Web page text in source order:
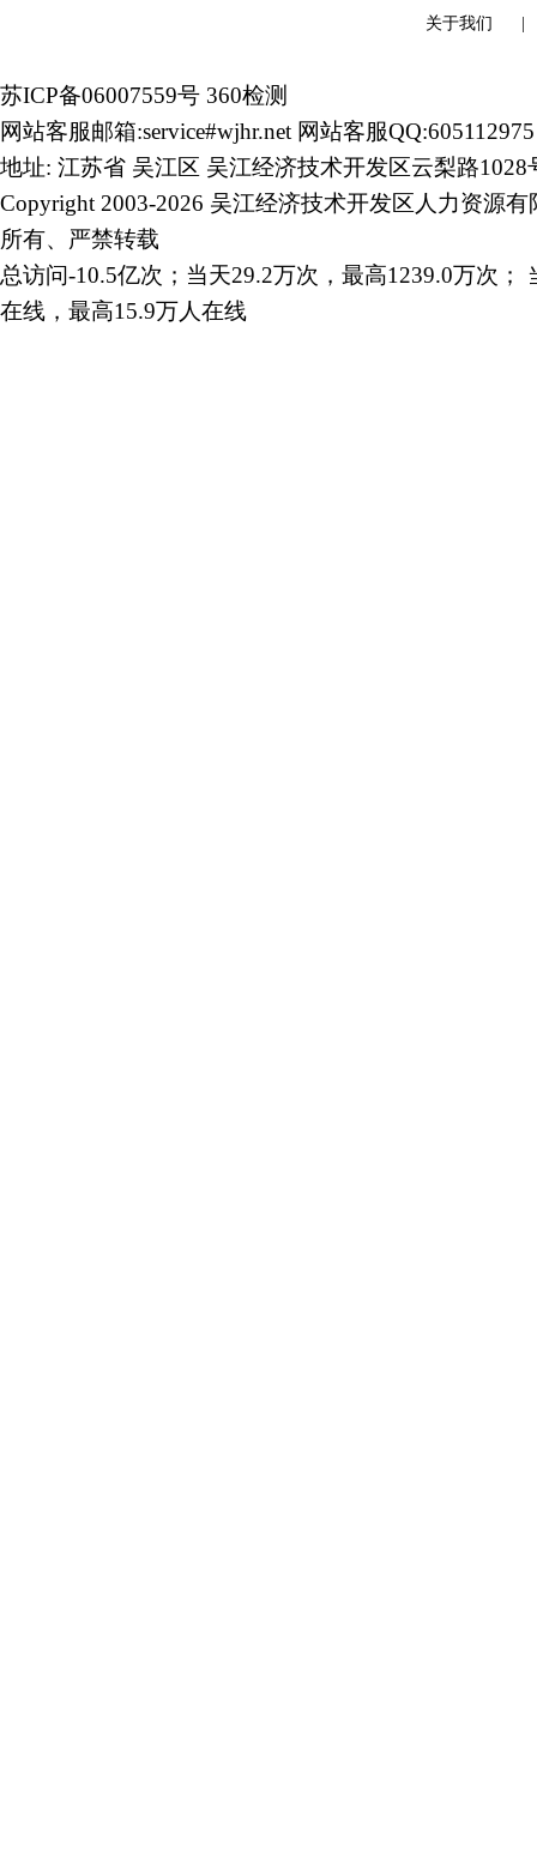
关于我们
苏ICP备06007559号 360检测
网站客服邮箱:service#wjhr.net 网站客服QQ:605112975
地址: 江苏省 吴江区 吴江经济技术开发区云梨路1028
Copyright 2003-2026 吴江经济技术开发区人力资源有
所有、严禁转载
总访问-10.5亿次；当天29.2万次，最高1239.0万次；
在线，最高15.9万人在线